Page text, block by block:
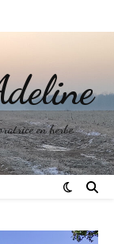
en herbe.